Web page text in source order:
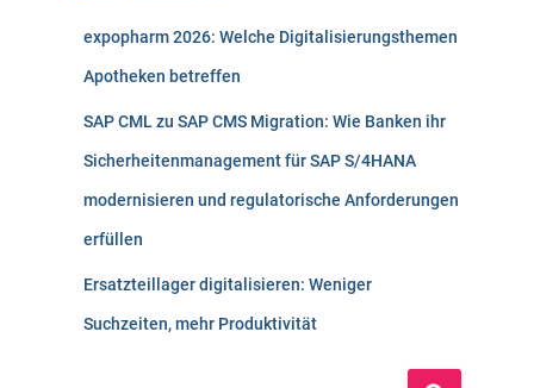
expopharm 2026: Welche Digitalisierungsthemen
Apotheken betreffen
SAP CML zu SAP CMS Migration: Wie Banken ihr
Sicherheitenmanagement für SAP S/4HANA
modernisieren und regulatorische Anforderungen
erfüllen
Ersatzteillager digitalisieren: Weniger
Suchzeiten, mehr Produktivität